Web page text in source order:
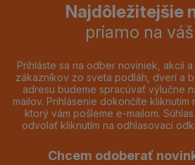
Najdôležitejšie
priamo na
Prihláste sa na odber noviniek, akcií
zákazníkov zo sveta podláh, dverí a
adresu budeme spracúvať výlučne
mailov. Prihlásenie dokončíte
ktorý vám pošleme e-mailom.
odvolať kliknutím na odhlasovací
Chcem odoberať